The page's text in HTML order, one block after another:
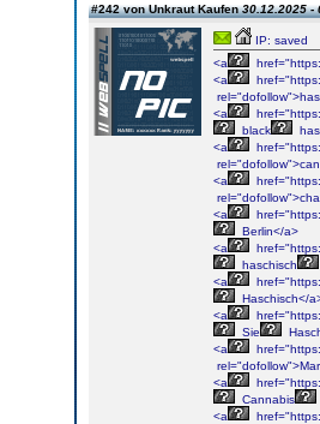
#242 von Unkraut Kaufen30.12.2025 -
IP: saved
<a
<a
<a
black
<a
<a
<a
Berlin</a>
<a
haschisch
<a
Haschisch</
<a
Sie
<a
<a
Cannabis
<a